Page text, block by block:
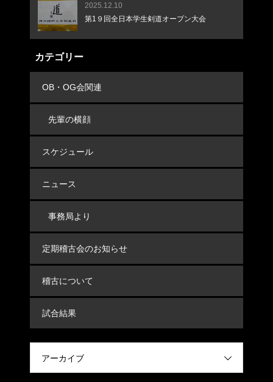
2025.12.10
第1９回全日本学生剣道オープン大会
カテゴリー
OB・OG会関連
先輩の横顔
スケジュール
ニュース
事務局より
定期稽古会のお知らせ
稽古について
試合結果
アーカイブ